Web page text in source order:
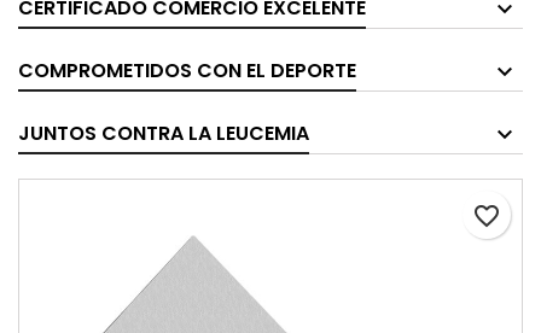
CERTIFICADO COMERCIO EXCELENTE
COMPROMETIDOS CON EL DEPORTE
JUNTOS CONTRA LA LEUCEMIA
favorite_border